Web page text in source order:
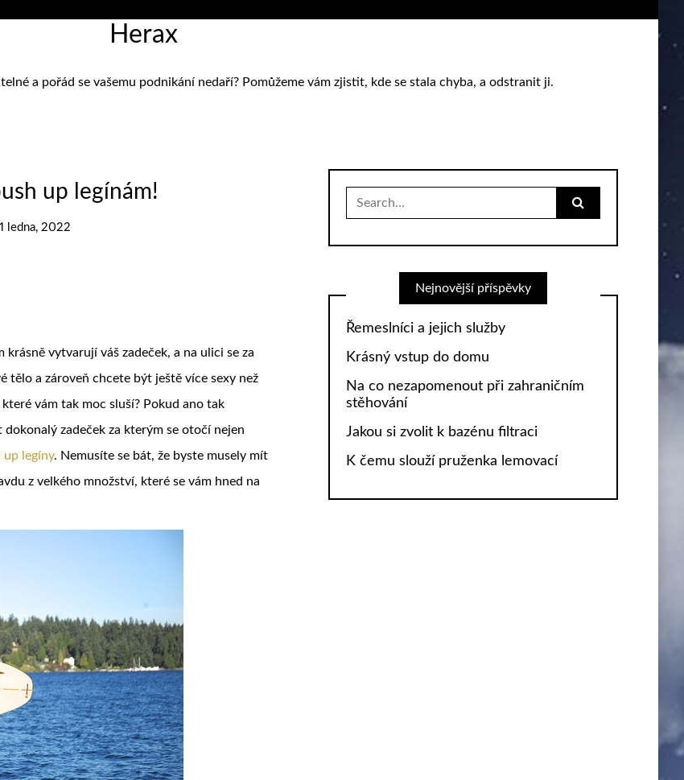
Herax
a pořád se vašemu podnikání nedaří? Pomůžeme vám zjistit, kde se stala chyba, a odstranit ji.
up legínám!
ledna, 2022
vytvarují váš zadeček, a na ulici se za
tělo a zároveň chcete být ještě více sexy než
vám tak moc sluší? Pokud ano tak
zadeček za kterým se otočí nejen
up legíny. Nemusíte se bát, že byste musely mít
z velkého množství, které se vám hned na
Search
Nejnovější příspěvky
Řemeslníci a jejich služby
Krásný vstup do domu
Na co nezapomenout při zahraničním
stěhování
Jakou si zvolit k bazénu filtraci
K čemu slouží pruženka lemovací